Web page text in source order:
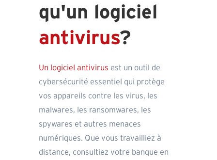
qu'un logiciel
antivirus?
Un logiciel antivirus est un outil de
cybersécurité essentiel qui protège
vos appareils contre les virus, les
malwares, les ransomwares, les
spywares et autres menaces
numériques. Que vous travailliez à
distance, consultiez votre banque en